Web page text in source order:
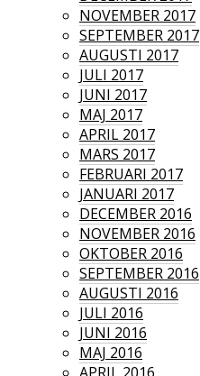
NOVEMBER 2017
SEPTEMBER 2017
AUGUSTI 2017
JULI 2017
JUNI 2017
MAJ 2017
APRIL 2017
MARS 2017
FEBRUARI 2017
JANUARI 2017
DECEMBER 2016
NOVEMBER 2016
OKTOBER 2016
SEPTEMBER 2016
AUGUSTI 2016
JULI 2016
JUNI 2016
MAJ 2016